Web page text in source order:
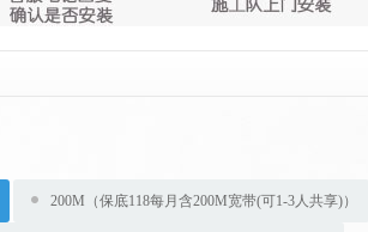
200M（保底118每月含200M宽带(可1-3人共享)）